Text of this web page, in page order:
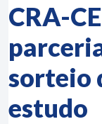
CRA-
sorteio
estudo